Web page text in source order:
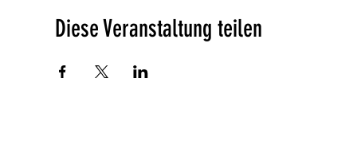
Diese Veranstaltung teilen